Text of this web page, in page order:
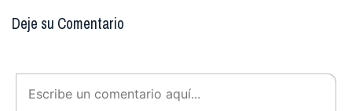
Deje su Comentario